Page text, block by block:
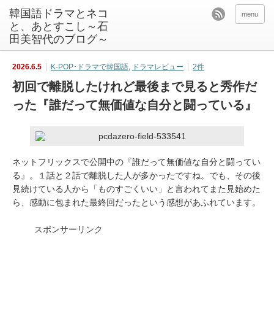
韓国語ドラマとネコ
と、あとすこし～石
田美智代のブログ～
menu
2026.6.5 K-POP･ドラマで韓国語, ドラマレビュー 2件
初回で離脱したけれど最後まで見ると秀作だ
った『誰だって無価値な自分と闘っている』
ネットフリックスで公開中の『誰だって無価値な自分と闘ってい
る』。１話と２話で離脱した人が多かったですね。でも、その後
見続けている人から「ものすごくいい」と言われてまた見始めた
ら、感動に包まれた最終回だったという感想があふれています。
スポンサーリンク